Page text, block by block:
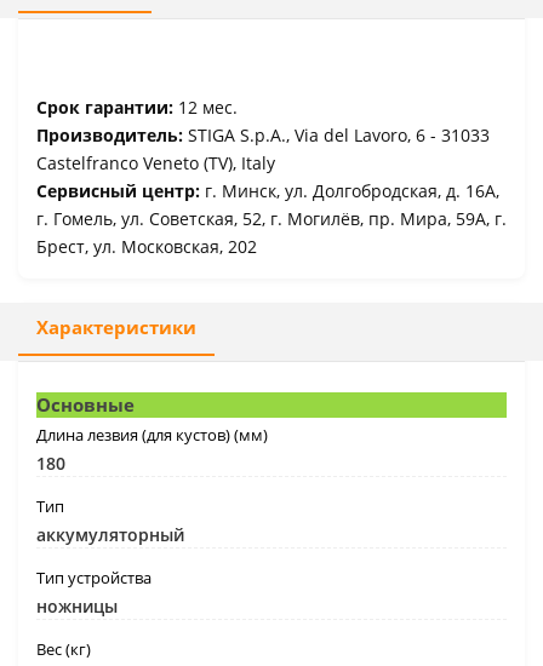
Срок гарантии: 12 мес.
Производитель: STIGA S.p.A., Via del Lavoro, 6 - 31033
Castelfranco Veneto (TV), Italy
Сервисный центр: г. Минск, ул. Долгобродская, д. 16А,
г. Гомель, ул. Советская, 52, г. Могилёв, пр. Мира, 59А, г.
Брест, ул. Московская, 202
Характеристики
Основные
Длина лезвия (для кустов) (мм)
180
Тип
аккумуляторный
Тип устройства
ножницы
Вес (кг)